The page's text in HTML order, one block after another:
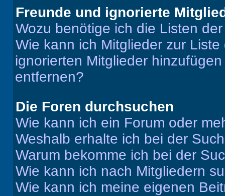
Freunde und ignorierte
Wozu benötige ich die Listen
Wie kann ich Mitglieder zur
ignorierten Mitglieder
entfernen?
Die Foren durchsuchen
Wie kann ich ein Forum oder
Weshalb erhalte ich bei der
Warum bekomme ich bei der
Wie kann ich nach Mitgliedern
Wie kann ich meine eigenen